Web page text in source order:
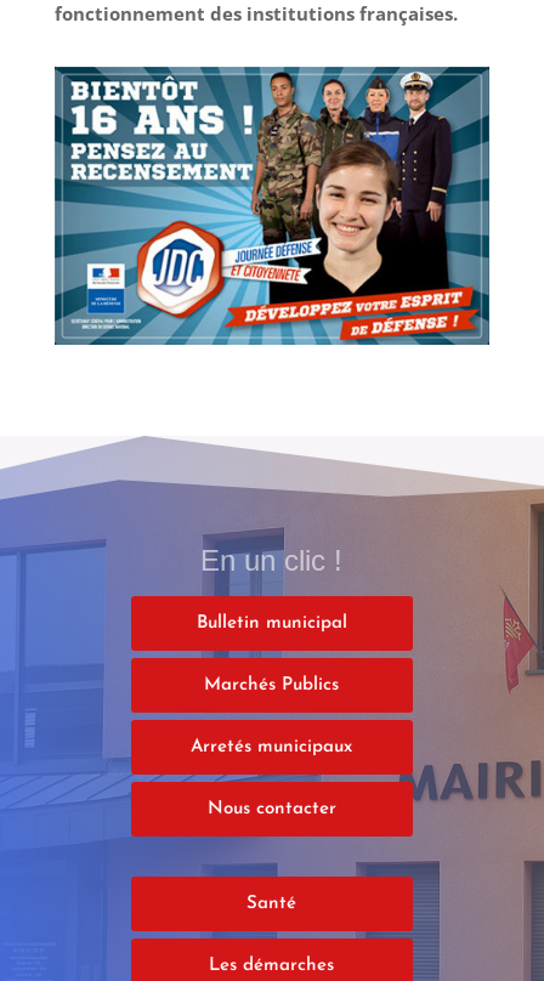
fonctionnement des institutions françaises.
En un clic !
Bulletin municipal
Marchés Publics
Arretés municipaux
Nous contacter
Santé
Les démarches